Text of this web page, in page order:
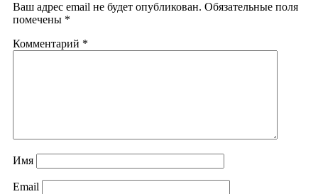
Ваш адрес email не будет опубликован. Обязательные поля
помечены *
Комментарий *
Имя
Email